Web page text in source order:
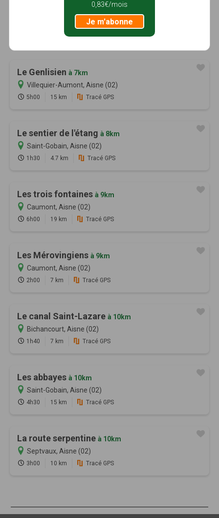
Le château de Frières
Frières-Faillouël, Aisne (02)
6.5 km Tracé GPS
Le Genlisien à 7km
Villequier-Aumont, Aisne (02)
5h00 15 km Tracé GPS
Le sentier de l'étang à 8km
Saint-Gobain, Aisne (02)
1h30 4.7 km Tracé GPS
Les trois fontaines à 9km
Caumont, Aisne (02)
6h00 19 km Tracé GPS
Les Mérovingiens à 9km
Caumont, Aisne (02)
2h00 7 km Tracé GPS
Le canal Saint-Lazare à 10km
Bichancourt, Aisne (02)
1h40 7 km Tracé GPS
Les abbayes à 10km
Saint-Gobain, Aisne (02)
4h30 15 km Tracé GPS
La route serpentine à 10km
Septvaux, Aisne (02)
3h00 10 km Tracé GPS
0,83€/mois
Je m'abonne